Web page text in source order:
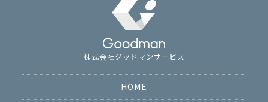
株式会社グッドマンサービス
HOME